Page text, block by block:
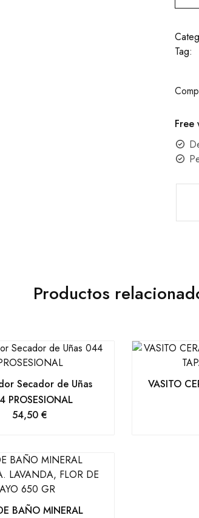
Tag:
Free
Productos
Secador de Uñas
PROSESIONAL
54,50€
VASITO
BAÑO MINERAL